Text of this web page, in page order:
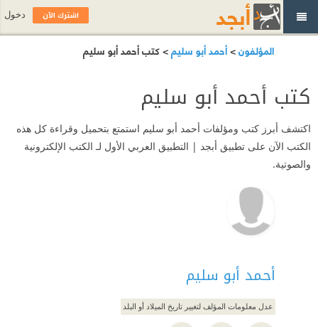
المؤلفون>أحمد أبو سليم> كتب أحمد أبو سليم
كتب أحمد أبو سليم
اكتشف أبرز كتب ومؤلفات أحمد أبو سليم استمتع بتحميل وقراءة كل هذه
الكتب الآن على تطبيق أبجد | التطبيق العربي الأول لـ الكتب الإلكترونية
والصوتية.
أحمد أبو سليم
عدل معلومات المؤلف لتغيير تاريخ الميلاد أو البلد
اشترك الآن دخول